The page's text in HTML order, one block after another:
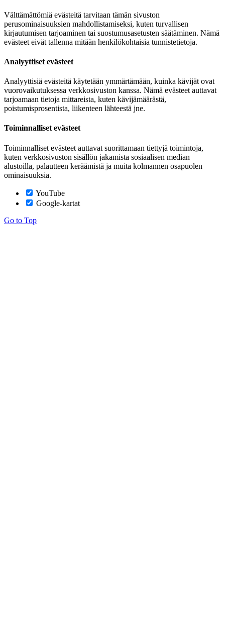
Välttämättömiä evästeitä tarvitaan tämän sivuston
perusominaisuuksien mahdollistamiseksi, kuten turvallisen
kirjautumisen tarjoaminen tai suostumusasetusten säätäminen. Nämä
evästeet eivät tallenna mitään henkilökohtaisia tunnistetietoja.
Analyyttiset evästeet
Analyyttisiä evästeitä käytetään ymmärtämään, kuinka kävijät ovat
vuorovaikutuksessa verkkosivuston kanssa. Nämä evästeet auttavat
tarjoamaan tietoja mittareista, kuten kävijämäärästä,
poistumisprosentista, liikenteen lähteestä jne.
Toiminnalliset evästeet
Toiminnalliset evästeet auttavat suorittamaan tiettyjä toimintoja,
kuten verkkosivuston sisällön jakamista sosiaalisen median
alustoilla, palautteen keräämistä ja muita kolmannen osapuolen
ominaisuuksia.
YouTube
Google-kartat
Go to Top